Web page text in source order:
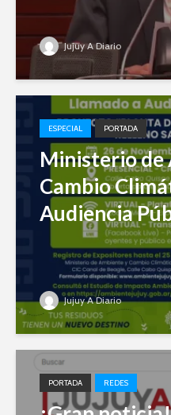
Jujuy A Diario
ESPECIAL PORTADA
Ministerio de
Cambio
Audiencia
Jujuy A Diario
PORTADA REDES